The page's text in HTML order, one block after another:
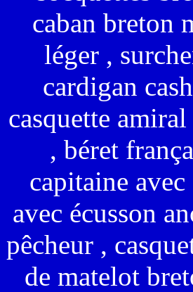
caban breton
léger ,
cardigan
casquette
, béret
capitaine
avec écusson
pêcheur ,
de matelot